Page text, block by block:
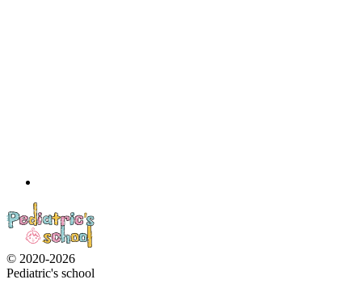
© 2020-2026
Pediatric's school